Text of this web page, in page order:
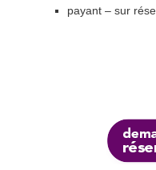
payant – sur